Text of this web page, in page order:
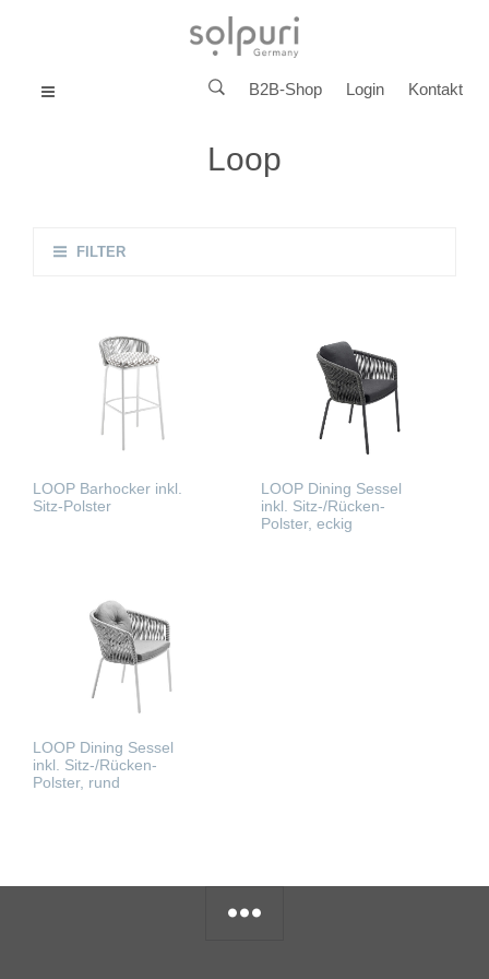
MENU B2B-Shop Login Kontakt
Loop
FILTER
LOOP Barhocker inkl.
Sitz-Polster
LOOP Dining Sessel
inkl. Sitz-/Rücken-
Polster, eckig
LOOP Dining Sessel
inkl. Sitz-/Rücken-
Polster, rund